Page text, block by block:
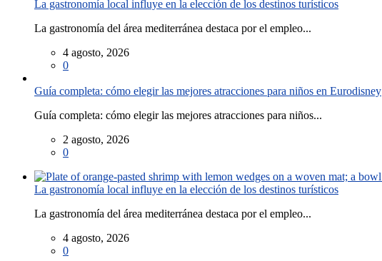
La gastronomía local influye en la elección de los destinos turísticos
La gastronomía del área mediterránea destaca por el empleo...
4 agosto, 2026
0
Guía completa: cómo elegir las mejores atracciones para niños en Eurodisney
Guía completa: cómo elegir las mejores atracciones para niños...
2 agosto, 2026
0
La gastronomía local influye en la elección de los destinos turísticos
La gastronomía del área mediterránea destaca por el empleo...
4 agosto, 2026
0